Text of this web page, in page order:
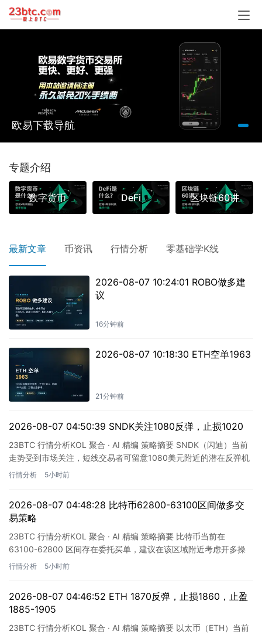
欧易下载导航
首页内容分区
专题介绍
数字货币 DeFi 区块链60讲
最新文章 币资讯 行情分析 零基础学K线
2026-08-07 10:24:01 ROBO做多建
议
16分钟前
2026-08-07 10:18:30 ETH空单1963
21分钟前
2026-08-07 04:50:39 SNDK关注1080反弹，止损1020
23BTC 行情分析KOL 聚合 · AI 精编 策略摘要 SNDK（闪迪）当前
走势受到市场关注，短线交易者可留意1080美元附近的潜在反弹机
会。根据KOL聚合群的最新信号分析，这…
行情分析 5小时前
2026-08-07 04:48:28 比特币62800-63100区间做多交
易策略
23BTC 行情分析KOL 聚合 · AI 精编 策略摘要 比特币当前在
63100-62800 区间存在委托买单，建议在该区域附近考虑开多操
作。止损位设定为小时级别有效跌破 62…
行情分析 5小时前
2026-08-07 04:46:52 ETH 1870反弹，止损1860，止盈
1885-1905
23BTC 行情分析KOL 聚合 · AI 精编 策略摘要 以太币（ETH）当前